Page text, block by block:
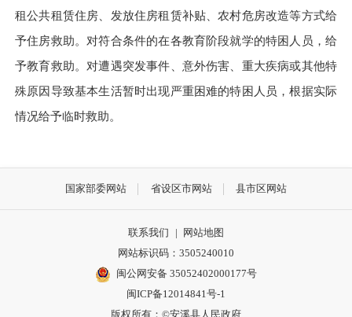
租公共租赁住房、发放住房租赁补贴、农村危房改造等方式给
予住房救助。对符合条件的在各教育阶段就学的特困人员，给
予教育救助。对遭遇突发事件、意外伤害、重大疾病或其他特
殊原因导致基本生活暂时出现严重困难的特困人员，根据实际
情况给予临时救助。
国家部委网站 省设区市网站 县市区网站
联系我们 | 网站地图
网站标识码：3505240010
闽公网安备 35052402000177号
闽ICP备12014841号-1
版权所有：©安溪县人民政府